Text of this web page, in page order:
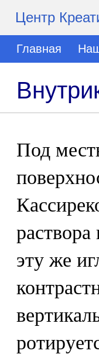
Центр
Главная
Под
раствора
эту же